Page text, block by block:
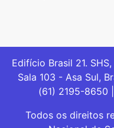
Edifício Brasil 21.
Sala 103 - Asa Sul,
(61) 2195-8650 |
Todos os direitos